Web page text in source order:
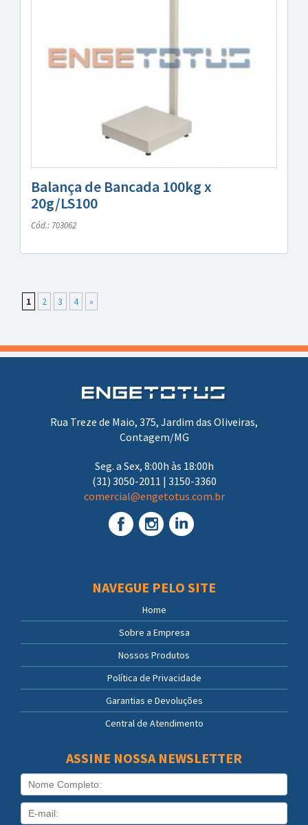
Balança de Bancada 100kg x
20g/LS100
Cód.: 703062
1 2 3 4 »
Rua Treze de Maio, 375, Jardim das Oliveiras,
Contagem/MG
Seg. a Sex, 8:00h às 18:00h
(31) 3050-2011 | 3150-3360
comercial@engetotus.com.br
NAVEGUE PELO SITE
Home
Sobre a Empresa
Nossos Produtos
Política de Privacidade
Garantias e Devoluções
Central de Atendimento
ASSINE NOSSA NEWSLETTER